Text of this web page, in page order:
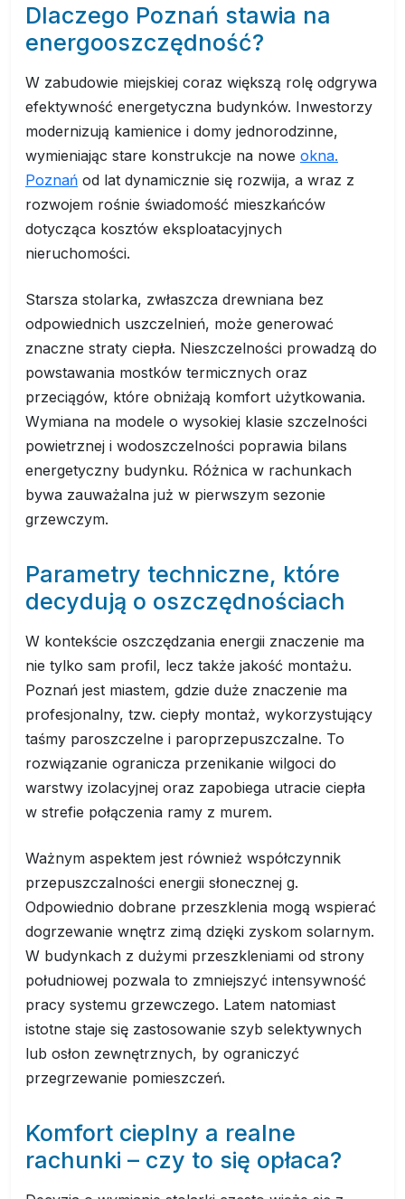
Dlaczego Poznań stawia na
energooszczędność?
W zabudowie miejskiej coraz większą rolę odgrywa
efektywność energetyczna budynków. Inwestorzy
modernizują kamienice i domy jednorodzinne,
wymieniając stare konstrukcje na nowe okna.
Poznań od lat dynamicznie się rozwija, a wraz z
rozwojem rośnie świadomość mieszkańców
dotycząca kosztów eksploatacyjnych
nieruchomości.
Starsza stolarka, zwłaszcza drewniana bez
odpowiednich uszczelnień, może generować
znaczne straty ciepła. Nieszczelności prowadzą do
powstawania mostków termicznych oraz
przeciągów, które obniżają komfort użytkowania.
Wymiana na modele o wysokiej klasie szczelności
powietrznej i wodoszczelności poprawia bilans
energetyczny budynku. Różnica w rachunkach
bywa zauważalna już w pierwszym sezonie
grzewczym.
Parametry techniczne, które
decydują o oszczędnościach
W kontekście oszczędzania energii znaczenie ma
nie tylko sam profil, lecz także jakość montażu.
Poznań jest miastem, gdzie duże znaczenie ma
profesjonalny, tzw. ciepły montaż, wykorzystujący
taśmy paroszczelne i paroprzepuszczalne. To
rozwiązanie ogranicza przenikanie wilgoci do
warstwy izolacyjnej oraz zapobiega utracie ciepła
w strefie połączenia ramy z murem.
Ważnym aspektem jest również współczynnik
przepuszczalności energii słonecznej g.
Odpowiednio dobrane przeszklenia mogą wspierać
dogrzewanie wnętrz zimą dzięki zyskom solarnym.
W budynkach z dużymi przeszkleniami od strony
południowej pozwala to zmniejszyć intensywność
pracy systemu grzewczego. Latem natomiast
istotne staje się zastosowanie szyb selektywnych
lub osłon zewnętrznych, by ograniczyć
przegrzewanie pomieszczeń.
Komfort cieplny a realne
rachunki – czy to się opłaca?